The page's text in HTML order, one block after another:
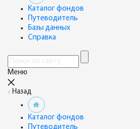
Каталог фондов
Путеводитель
Базы данных
Справка
Меню
Назад
Каталог фондов
Путеводитель